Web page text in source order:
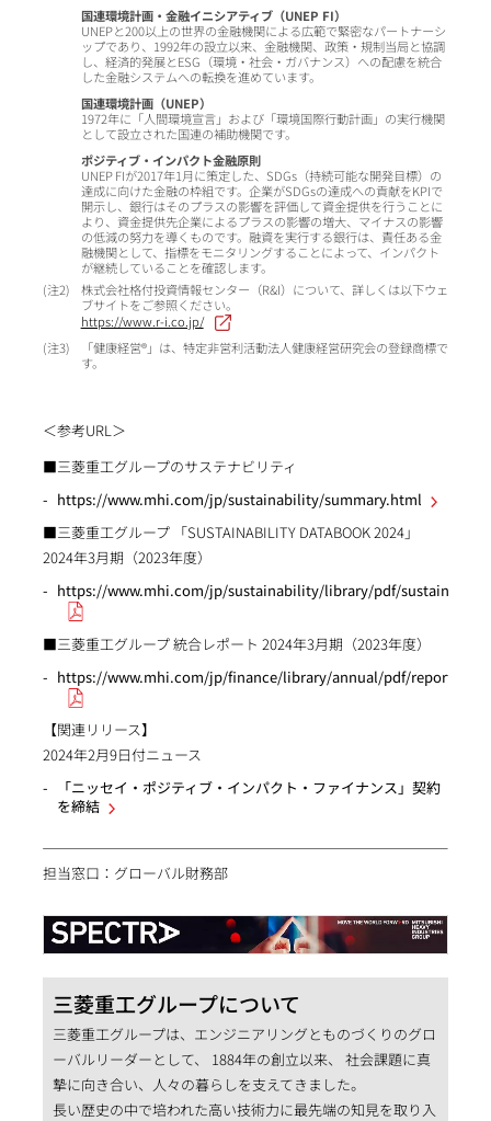
国連環境計画・金融イニシアティブ（UNEP FI）
UNEPと200以上の世界の金融機関による広範で緊密なパートナーシ
ップであり、1992年の設立以来、金融機関、政策・規制当局と協調
し、経済的発展とESG（環境・社会・ガバナンス）への配慮を統合
した金融システムへの転換を進めています。
国連環境計画（UNEP）
1972年に「人間環境宣言」および「環境国際行動計画」の実行機関
として設立された国連の補助機関です。
ポジティブ・インパクト金融原則
UNEP FIが2017年1月に策定した、SDGs（持続可能な開発目標）の
達成に向けた金融の枠組です。企業がSDGsの達成への貢献をKPIで
開示し、銀行はそのプラスの影響を評価して資金提供を行うことに
より、資金提供先企業によるプラスの影響の増大、マイナスの影響
の低減の努力を導くものです。融資を実行する銀行は、責任ある金
融機関として、指標をモニタリングすることによって、インパクト
が継続していることを確認します。
2
株式会社格付投資情報センター（R&I）について、詳しくは以下ウェ
ブサイトをご参照ください。
https://www.r-i.co.jp/
3
「健康経営®」は、特定非営利活動法人健康経営研究会の登録商標で
す。
＜参考URL＞
■三菱重工グループのサステナビリティ
https://www.mhi.com/jp/sustainability/summary.html
■三菱重工グループ 「SUSTAINABILITY DATABOOK 2024」
2024年3月期（2023年度）
https://www.mhi.com/jp/sustainability/library/pdf/
■三菱重工グループ 統合レポート 2024年3月期（2023年度）
https://www.mhi.com/jp/finance/library/annual/pdf/
【関連リリース】
2024年2月9日付ニュース
「ニッセイ・ポジティブ・インパクト・ファイナンス」契約
を締結
担当窓口：グローバル財務部
三菱重工グループについて
三菱重工グループは、エンジニアリングとものづくりのグロ
ーバルリーダーとして、 1884年の創立以来、 社会課題に真
摯に向き合い、人々の暮らしを支えてきました。
長い歴史の中で培われた高い技術力に最先端の知見を取り入